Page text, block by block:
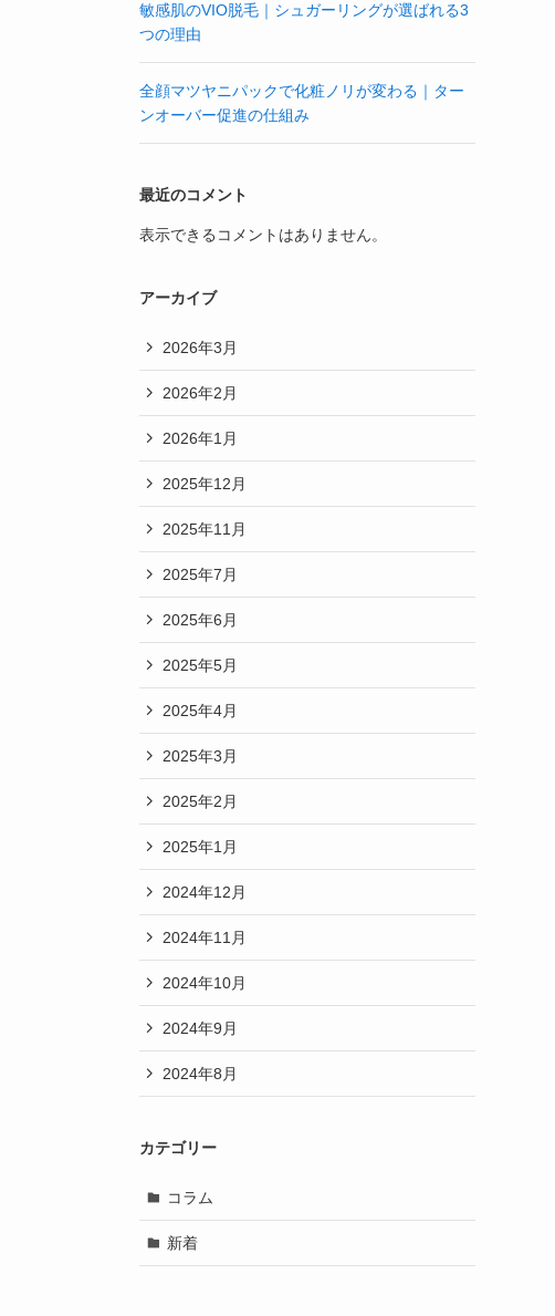
敏感肌のVIO脱毛｜シュガーリングが選ばれる3
つの理由
全顔マツヤニパックで化粧ノリが変わる｜ター
ンオーバー促進の仕組み
最近のコメント
表示できるコメントはありません。
アーカイブ
2026年3月
2026年2月
2026年1月
2025年12月
2025年11月
2025年7月
2025年6月
2025年5月
2025年4月
2025年3月
2025年2月
2025年1月
2024年12月
2024年11月
2024年10月
2024年9月
2024年8月
カテゴリー
コラム
新着